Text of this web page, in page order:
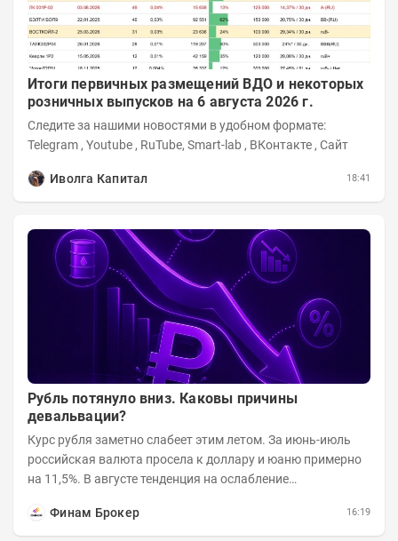
Итоги первичных размещений ВДО и некоторых
розничных выпусков на 6 августа 2026 г.
Следите за нашими новостями в удобном формате:
Telegram , Youtube , RuTube, Smart-lab , ВКонтакте , Сайт
Иволга Капитал 18:41
Рубль потянуло вниз. Каковы причины
девальвации?
Курс рубля заметно слабеет этим летом. За июнь-июль
российская валюта просела к доллару и юаню примерно
на 11,5%. В августе тенденция на ослабление
Финам Брокер
16:19